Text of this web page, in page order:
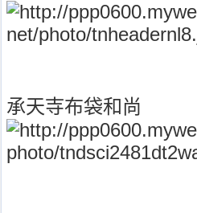
承天寺布袋和尚